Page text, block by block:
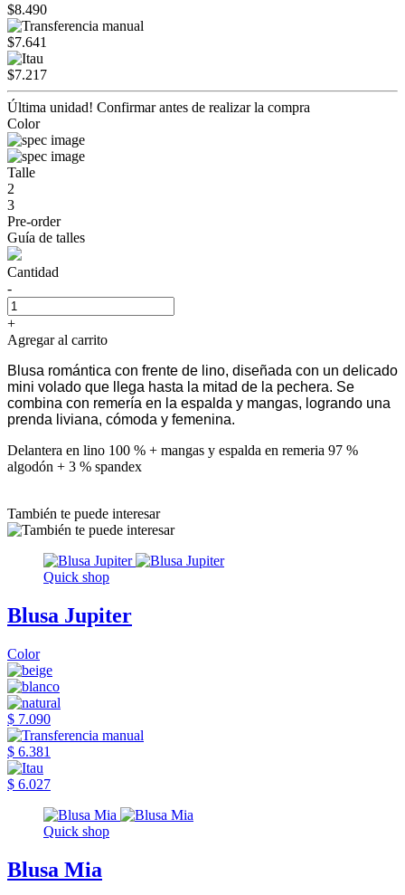
$8.490
$7.641
$7.217
Última unidad! Confirmar antes de realizar la compra
Color
Talle
2
3
Pre-order
Guía de talles
Cantidad
-
+
Agregar al carrito
Blusa romántica con frente de lino, diseñada con un delicado
mini volado que llega hasta la mitad de la pechera. Se
combina con remería en la espalda y mangas, logrando una
prenda liviana, cómoda y femenina.
Delantera en lino 100 % + mangas y espalda en remeria 97 %
algodón + 3 % spandex
También te puede interesar
Quick shop
Blusa Jupiter
Color
$ 7.090
$ 6.381
$ 6.027
Quick shop
Blusa Mia